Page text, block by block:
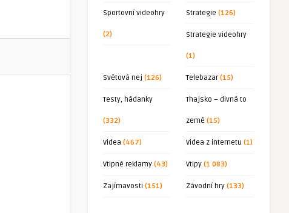
Sportovní videohry
(2)
Strategie (126)
Strategie videohry
(1)
Světová nej (126) Telebazar(15)
Testy, hádanky
(332)
Thajsko – divná to
země (15)
Videa (467) Videa z internetu (1)
Vtipné reklamy (43) Vtipy (1 083)
Zajímavosti (151) Závodní hry (133)